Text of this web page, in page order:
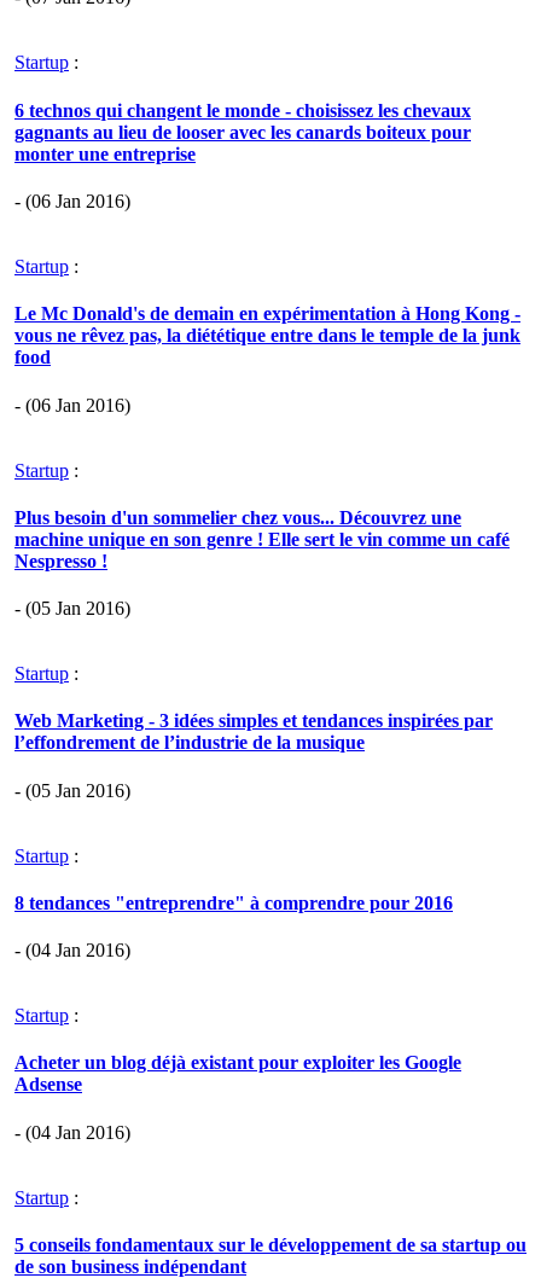
Startup :
6 technos qui changent le monde - choisissez les chevaux
gagnants au lieu de looser avec les canards boiteux pour
monter une entreprise
- (06 Jan 2016)
Startup :
Le Mc Donald's de demain en expérimentation à Hong Kong -
vous ne rêvez pas, la diététique entre dans le temple de la junk
food
- (06 Jan 2016)
Startup :
Plus besoin d'un sommelier chez vous... Découvrez une
machine unique en son genre ! Elle sert le vin comme un café
Nespresso !
- (05 Jan 2016)
Startup :
Web Marketing - 3 idées simples et tendances inspirées par
l’effondrement de l’industrie de la musique
- (05 Jan 2016)
Startup :
8 tendances "entreprendre" à comprendre pour 2016
- (04 Jan 2016)
Startup :
Acheter un blog déjà existant pour exploiter les Google
Adsense
- (04 Jan 2016)
Startup :
5 conseils fondamentaux sur le développement de sa startup ou
de son business indépendant